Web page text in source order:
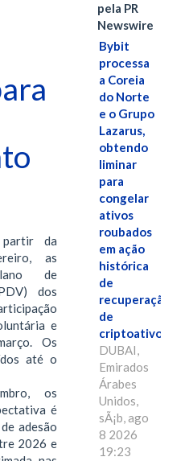
da
as
de
dos
e
Os
até o
os
é
adesão
2026 e
pela PR
Newswire
Bybit
processa
a Coreia
do Norte
e o Grupo
Lazarus,
obtendo
liminar
para
congelar
ativos
roubados
em ação
histórica
de
recuperação
de
criptoativos
DUBAI,
Emirados
Árabes
Unidos,
sÃ¡b, ago
8 2026
19:23